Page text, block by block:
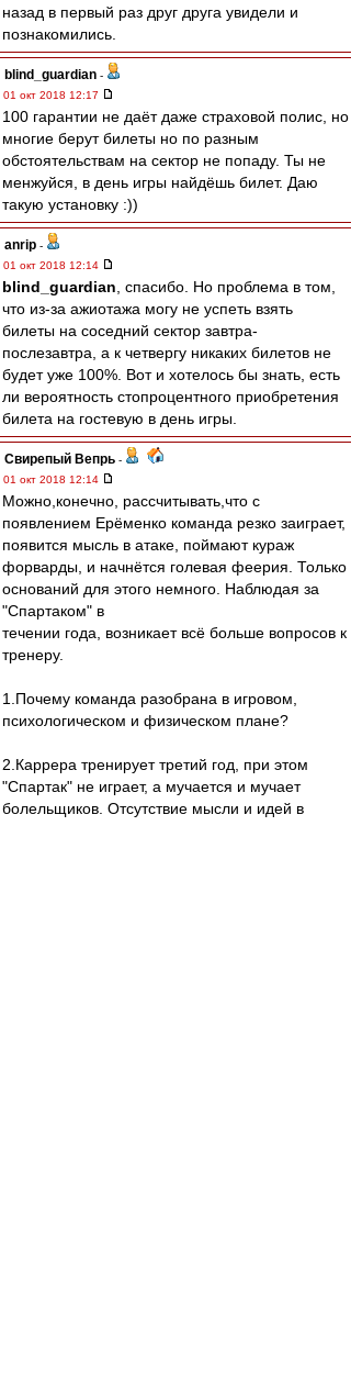
назад в первый раз друг друга увидели и
познакомились.
blind_guardian -
01 окт 2018 12:17
100 гарантии не даёт даже страховой полис, но
многие берут билеты но по разным
обстоятельствам на сектор не попаду. Ты не
менжуйся, в день игры найдёшь билет. Даю
такую установку :))
anrip -
01 окт 2018 12:14
blind_guardian , спасибо. Но проблема в том,
что из-за ажиотажа могу не успеть взять
билеты на соседний сектор завтра-
послезавтра, а к четвергу никаких билетов не
будет уже 100%. Вот и хотелось бы знать, есть
ли вероятность стопроцентного приобретения
билета на гостевую в день игры.
Свирепый Вепрь -
01 окт 2018 12:14
Можно,конечно, рассчитывать,что с
появлением Ерёменко команда резко заиграет,
появится мысль в атаке, поймают кураж
форварды, и начнётся голевая феерия. Только
оснований для этого немного. Наблюдая за
"Спартаком" в
течении года, возникает всё больше вопросов к
тренеру.
1.Почему команда разобрана в игровом,
психологическом и физическом плане?
2.Каррера тренирует третий год, при этом
"Спартак" не играет, а мучается и мучает
болельщиков. Отсутствие мысли и идей в